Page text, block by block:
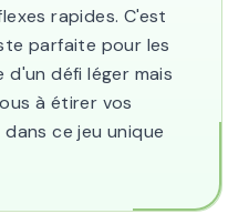
rapides. C'est
parfaite pour les
d'un défi léger mais
à étirer vos
ce jeu unique